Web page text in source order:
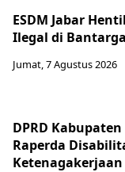
ESDM Jabar
Ilegal di
Jumat, 7 Agustus 2026
DPRD
Raperda
Ketenagakerjaan